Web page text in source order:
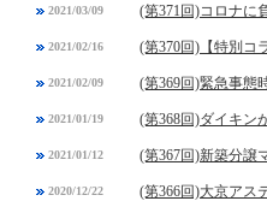
2021/03/09 (第371回)コロナに
2021/02/16 (第370回)【特別コ
2021/02/09 (第369回)緊急事態
2021/01/19 (第368回)ダイキン
2021/01/12 (第367回)新築分譲
2020/12/22 (第366回)大京アス